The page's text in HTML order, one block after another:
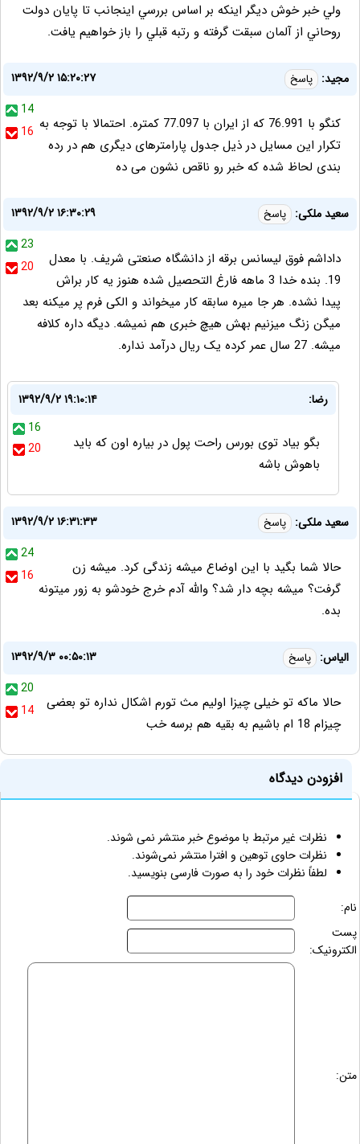
ولي خبر خوش ديگر اينکه بر اساس بررسي اينجانب تا پايان دولت
روحاني از آلمان سبقت گرفته و رتبه قبلي را باز خواهيم يافت.
مجید: پاسخ
۱۳۹۲/۹/۲ ۱۵:۲۰:۲۷
14
16 کنگو با 76.991 که از ایران با 77.097 کمتره. احتمالا با توجه به
تکرار این مسایل در ذیل جدول پارامترهای دیگری هم در رده
بندی لحاظ شده که خبر رو ناقص نشون می ده
سعید ملکی: پاسخ
۱۳۹۲/۹/۲ ۱۶:۳۰:۲۹
23
20
داداشم فوق لیسانس برقه از دانشگاه صنعتی شریف. با معدل
19. بنده خدا 3 ماهه فارغ التحصیل شده هنوز یه کار براش
پیدا نشده. هر جا میره سابقه کار میخواند و الکی فرم پر میکنه بعد
میگن زنگ میزنیم بهش هیچ خبری هم نمیشه. دیگه داره کلافه
میشه. 27 سال عمر کرده یک ریال درآمد نداره.
رضا:
۱۳۹۲/۹/۲ ۱۹:۱۰:۱۴
16
20
بگو بیاد توی بورس راحت پول در بیاره اون که باید
باهوش باشه
سعید ملکی: پاسخ
۱۳۹۲/۹/۲ ۱۶:۳۱:۳۳
24
16
حالا شما بگید با این اوضاع میشه زندگی کرد. میشه زن
گرفت؟ میشه بچه دار شد؟ والله آدم خرج خودشو به زور میتونه
بده.
الیاس: پاسخ
۱۳۹۲/۹/۳ ۰۰:۵۰:۱۳
20
14
حالا ماکه تو خیلی چیزا اولیم مث تورم اشکال نداره تو بعضی
چیزام 18 ام باشیم به بقیه هم برسه خب
افزودن دیدگاه
نظرات غیر مرتبط با موضوع خبر منتشر نمی شوند.
نظرات حاوی توهین و افترا منتشر نمی‌شوند.
لطفاً نظرات خود را به صورت فارسی بنویسید.
نام:
پست
الکترونیک:
متن: